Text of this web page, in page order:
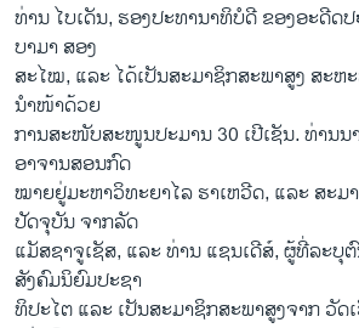
ທ່ານ ໄບ​ເດັນ, ຮອງ​ປະ​ທາ​ນາ​ທິ​ບໍ​ດີ ຂອງ​ອະ​ດີດ​
ບາ​ມາ ສອງ
ສະໄໝ, ແລະ ໄດ້ເປັນສະມາຊິກສະພາສູງ ສະຫ
ນຳໜ້າດ້ວຍ
ການສະໜັບສະໜູນປະມານ 30 ເປີເຊັນ. ທ່ານນ
ອາຈານສອນກົດ
ໝາຍຢູ່ມະຫາວິທະຍາໄລ ຮາເຫວີດ, ແລະ ສະມ
ປັດຈຸບັນ ຈາກລັດ
ແມັສຊາຈູເຊັສ, ແລະ ທ່ານ ແຊນເດີສ໌, ຜູ້ທີ່ລະບຸ
ສັງຄົມນິຍົມປະຊາ
ທິປະໄຕ ແລະ ເປັນສະມາຊິກສະພາສູງຈາກ ວັດ